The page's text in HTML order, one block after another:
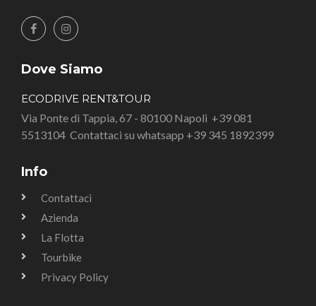
Dove Siamo
ECODRIVE RENT&TOUR
Via Ponte di Tappia, 67 - 80100 Napoli +39 081
5513104 Contattaci su whatsapp +39 345 1892399
Info
Contattaci
Azienda
La Flotta
Tourbike
Privacy Policy